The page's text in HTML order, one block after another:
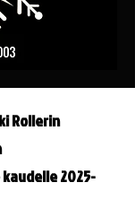
Rollerin
2025-